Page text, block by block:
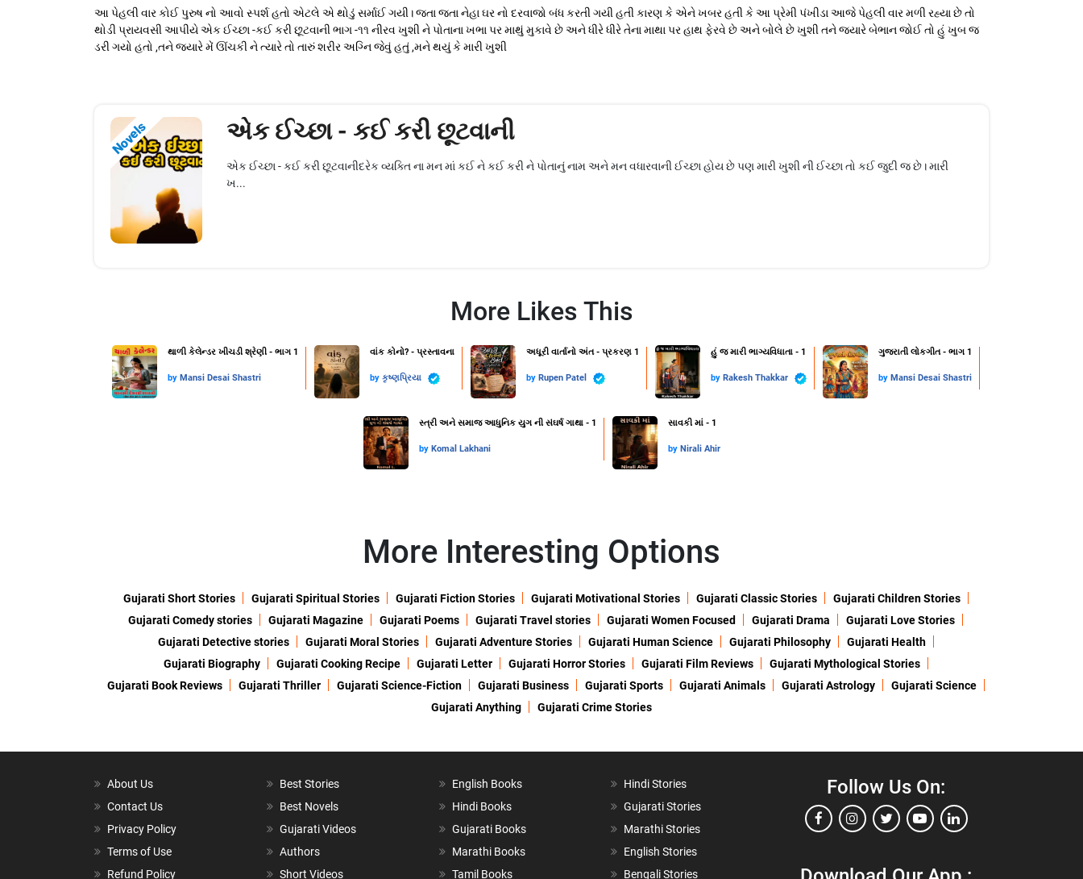
આ પેહલી વાર કોઈ પુરુષ નો આવો સ્પર્શ હતો એટલે એ થોડું સર્માઈ ગયી। જતા જતા નેહા ઘર નો દરવાજો બંધ કરતી ગયી હતી કારણ કે એને ખબર હતી કે આ પ્રેમી પંખીડા આજે પેહલી વાર મળી રહ્યા છે તો
થોડી પ્રાયવસી આપીયે એક ઈચ્છા -કઈ કરી છૂટવાની ભાગ -૧૧ નીરવ ખુશી ને પોતાના ખભા પર માથું મુકાવે છે અને ધીરે ધીરે તેના માથા પર હાથ ફેરવે છે અને બોલે છે ખુશી તને જયારે બેભાન જોઈ તો હું ખુબ જ
ડરી ગયો હતો ,તને જયારે મેં ઊંચકી ને ત્યારે તો તારું શરીર અગ્નિ જેવું હતું ,મને થયું કે મારી ખુશી
Novels એક ઈચ્છા - કઈ કરી છૂટવાની
એક ઈચ્છા - કઈ કરી છૂટવાનીદરેક વ્યક્તિ ના મન માં કઈ ને કઈ કરી ને પોતાનું નામ અને મન વધારવાની ઈચ્છા હોય છે પણ મારી ખુશી ની ઈચ્છા તો કઈ જુદી જ છે। મારી
ખ...
More Likes This
થાળી કેલેન્ડર ખીચડી શ્રેણી - ભાગ 1
by Mansi Desai Shastri
વાંક કોનો? - પ્રસ્તાવના
by કૃષ્ણપ્રિયા
અધૂરી વાર્તાનો અંત - પ્રકરણ 1
by Rupen Patel
હું જ મારી ભાગ્યવિધાતા - 1
by Rakesh Thakkar
ગુજરાતી લોકગીત - ભાગ 1
by Mansi Desai Shastri
સ્ત્રી અને સમાજ આધુનિક યુગ ની સંઘર્ષ ગાથા - 1
by Komal Lakhani
સાવકી માં - 1
by Nirali Ahir
More Interesting Options
Gujarati Short Stories Gujarati Spiritual Stories Gujarati Fiction Stories Gujarati Motivational Stories Gujarati Classic Stories
Gujarati Children Stories
Gujarati Comedy stories
Gujarati Magazine Gujarati Poems Gujarati Travel stories Gujarati Women Focused Gujarati Drama
Gujarati Love Stories
Gujarati Detective stories
Gujarati Moral Stories Gujarati Adventure Stories Gujarati Human Science Gujarati Philosophy
Gujarati Health
Gujarati Biography
Gujarati Cooking Recipe Gujarati Letter Gujarati Horror Stories Gujarati Film Reviews
Gujarati Mythological Stories
Gujarati Book Reviews
Gujarati Thriller Gujarati Science-Fiction Gujarati Business Gujarati Sports Gujarati Animals Gujarati Astrology
Gujarati Science
Gujarati Anything
Gujarati Crime Stories
About Us
Contact Us
Privacy Policy
Terms of Use
Refund Policy
Best Stories
Best Novels
Gujarati Videos
Authors
Short Videos
English Books
Hindi Books
Gujarati Books
Marathi Books
Tamil Books
Hindi Stories
Gujarati Stories
Marathi Stories
English Stories
Bengali Stories
Follow Us On: